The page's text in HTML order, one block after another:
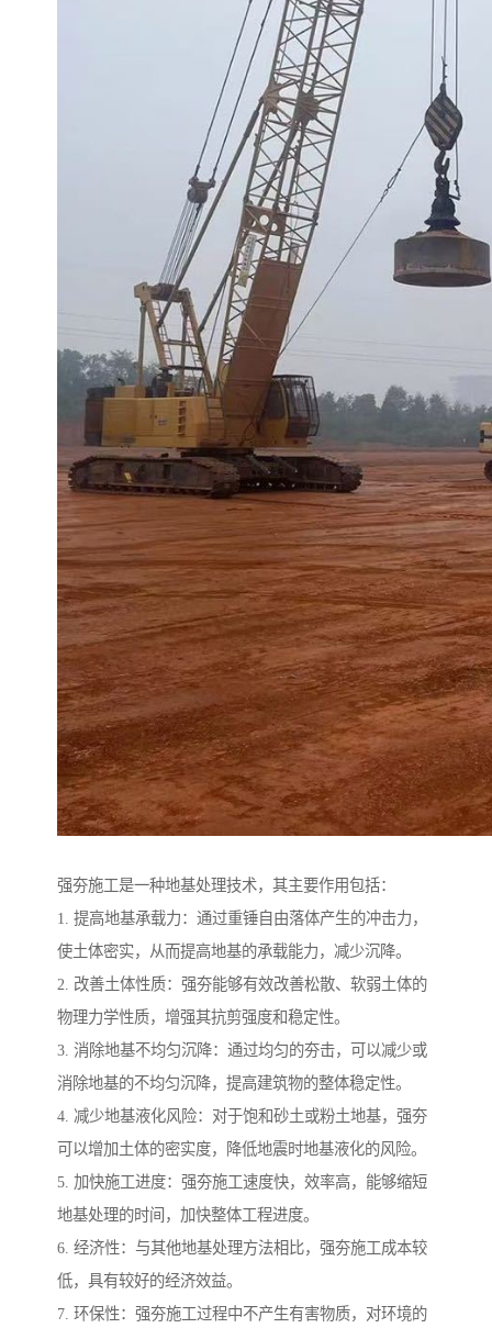
强夯施工是一种地基处理技术，其主要作用包括：
1. 提高地基承载力：通过重锤自由落体产生的冲击力，
使土体密实，从而提高地基的承载能力，减少沉降。
2. 改善土体性质：强夯能够有效改善松散、软弱土体的
物理力学性质，增强其抗剪强度和稳定性。
3. 消除地基不均匀沉降：通过均匀的夯击，可以减少或
消除地基的不均匀沉降，提高建筑物的整体稳定性。
4. 减少地基液化风险：对于饱和砂土或粉土地基，强夯
可以增加土体的密实度，降低地震时地基液化的风险。
5. 加快施工进度：强夯施工速度快，效率高，能够缩短
地基处理的时间，加快整体工程进度。
6. 经济性：与其他地基处理方法相比，强夯施工成本较
低，具有较好的经济效益。
7. 环保性：强夯施工过程中不产生有害物质，对环境的